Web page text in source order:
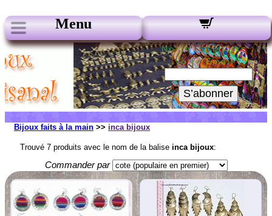
Menu
Nos Newsletters :
Votre Email :
S’abonner
Bijoux faits à la main >> inca bijoux
Trouvé 7 produits avec le nom de la baliseinca bijoux:
Commander par